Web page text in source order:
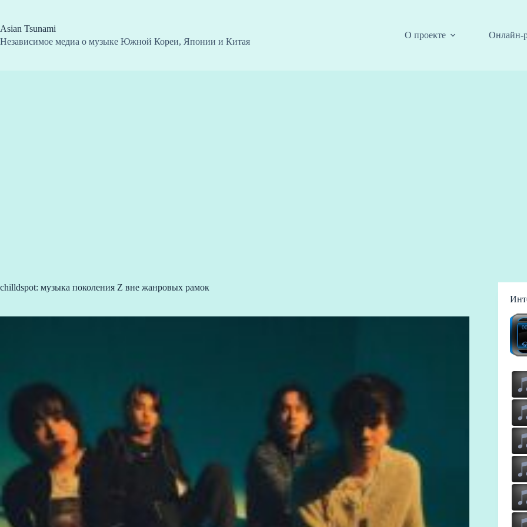
сути
Asian Tsunami
Независимое медиа о музыке Южной Кореи, Японии и Китая
О проекте Онлайн-
chilldspot: музыка поколения Z вне жанровых рамок